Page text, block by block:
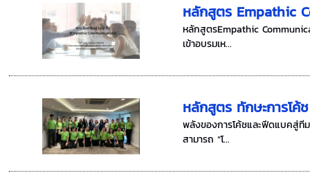
หลักสูตร Empathic
หลักสูตรEmpathic
เข้าอบรมเห...
หลักสูตร ทักษะการโค้
พลังของการโค้ชและฟีดแบคสู่ที
สามารถ “โ...